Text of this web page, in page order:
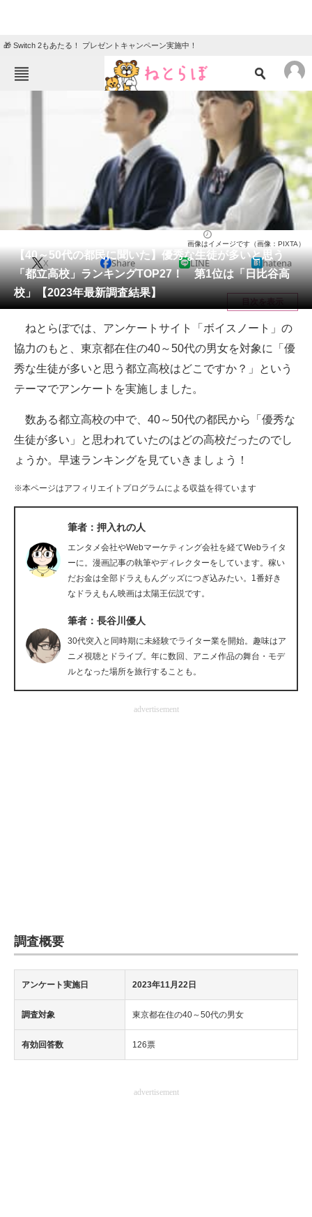
🎁 Switch 2もあたる！ プレゼントキャンペーン実施中！
ニュース
クイズ
教育・育児
リサーチ
会員記事
メディア
注目記事を集めた総合ページ
ITの今と未来を見通す
スマホと通信の最新トレンド
ビジネスと働き方のヒント
AI活用のいまが分かる
企業ITのトレンドを詳説
経営リーダーのコミュニティ
マーケ×ITの今がよく分かる
企業向けIT製品の総合サイト
IT製品の技術・比較・事例
【40～50代の都民に聞いた】優秀な生徒が多いと思う
「都立高校」ランキングTOP27！ 第1位は「日比谷高
校」【2023年最新調査結果】
画像はイメージです（画像：PIXTA）
X Share LINE hatena
目次を表示
ねとらぼでは、アンケートサイト「ボイスノート」の
協力のもと、東京都在住の40～50代の男女を対象に「優
秀な生徒が多いと思う都立高校はどこですか？」という
テーマでアンケートを実施しました。
数ある都立高校の中で、40～50代の都民から「優秀な
生徒が多い」と思われていたのはどの高校だったのでし
ょうか。早速ランキングを見ていきましょう！
※本ページはアフィリエイトプログラムによる収益を得ています
筆者：押入れの人
エンタメ会社やWebマーケティング会社を経てWebライタ
ーに。漫画記事の執筆やディレクターをしています。稼い
だお金は全部ドラえもんグッズにつぎ込みたい。1番好き
なドラえもん映画は太陽王伝説です。
筆者：長谷川優人
30代突入と同時期に未経験でライター業を開始。趣味はア
ニメ視聴とドライブ。年に数回、アニメ作品の舞台・モデ
ルとなった場所を旅行することも。
advertisement
調査概要
アンケート実施日 2023年11月22日
調査対象 東京都在住の40～50代の男女
有効回答数 126票
advertisement